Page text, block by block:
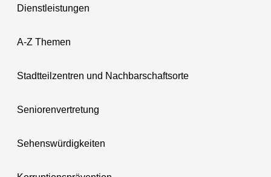
Dienstleistungen
A-Z Themen
Stadtteilzentren und Nachbarschaftsorte
Seniorenvertretung
Sehenswürdigkeiten